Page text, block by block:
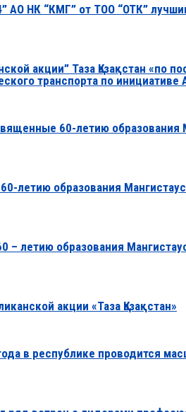
АО НК “КМГ” от ТОО “ОТК”
акции” Таза Қазақстан «по
транспорта по
60-летию образования
летию образования
летию образования
акции «Таза Қазақстан»
в республике проводится